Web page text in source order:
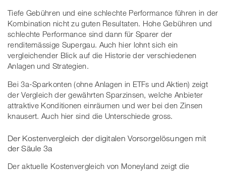
Tiefe Gebühren und eine schlechte Performance führen in der
Kombination nicht zu guten Resultaten. Hohe Gebühren und
schlechte Performance sind dann für Sparer der
renditemässige Supergau. Auch hier lohnt sich ein
vergleichender Blick auf die Historie der verschiedenen
Anlagen und Strategien.
Bei 3a-Sparkonten (ohne Anlagen in ETFs und Aktien) zeigt
der Vergleich der gewährten Sparzinsen, welche Anbieter
attraktive Konditionen einräumen und wer bei den Zinsen
knausert. Auch hier sind die Unterschiede gross.
Der Kostenvergleich der digitalen Vorsorgelösungen mit
der Säule 3a
Der aktuelle Kostenvergleich von Moneyland zeigt die